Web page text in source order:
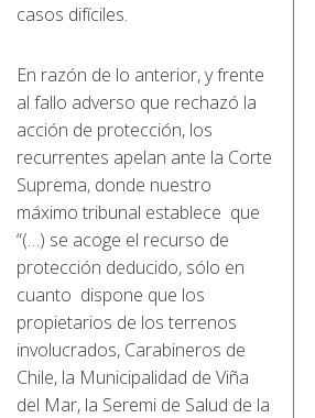
casos difíciles.
En razón de lo anterior, y frente
al fallo adverso que rechazó la
acción de protección, los
recurrentes apelan ante la Corte
Suprema, donde nuestro
máximo tribunal establece que
“(…) se acoge el recurso de
protección deducido, sólo en
cuanto dispone que los
propietarios de los terrenos
involucrados, Carabineros de
Chile, la Municipalidad de Viña
del Mar, la Seremi de Salud de la